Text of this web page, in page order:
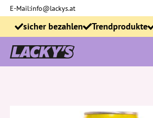
Zum
Inhalt
springen
E-Mail:info@lackys.at
sicher bezahlen Trendprodukte